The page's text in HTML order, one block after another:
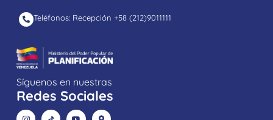
Teléfonos: Recepción +58 ​(212)9011111
Síguenos en nuestras
Redes Sociales